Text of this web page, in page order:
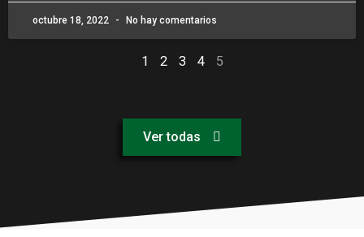
octubre 18, 2022 No hay comentarios
1 2 3 4 5
Ver todas